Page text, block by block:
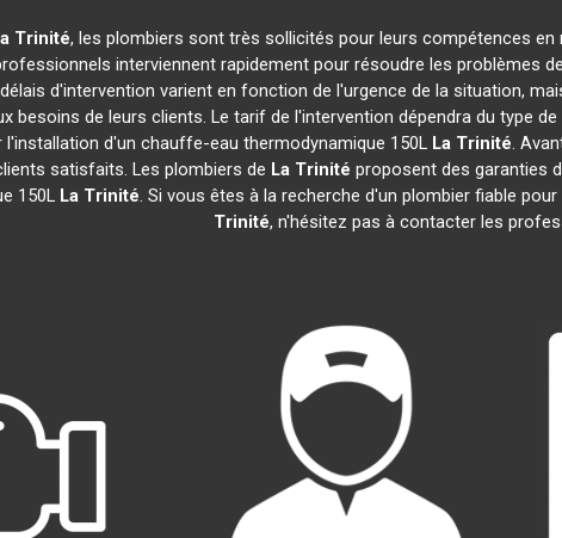
Trinité, les plombiers sont très sollicités pour leurs compétences
interviennent rapidement pour résoudre les problèmes
d'intervention varient en fonction de l'urgence de la situation,
besoins de leurs clients. Le tarif de l'intervention dépendra du type
d'un chauffe-eau thermodynamique 150L La Trinité.
satisfaits. Les plombiers de La Trinité proposent des garanties
150L La Trinité. Si vous êtes à la recherche d'un plombier fiable
Trinité, n'hésitez pas à contacter les